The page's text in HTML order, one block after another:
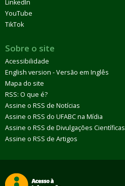
LinkedIn
YouTube
TikTok
Sobre o site
Acessibilidade
English version - Versão em Inglês
Mapa do site
RSS: O que é?
Assine o RSS de Notícias
Assine o RSS do UFABC na Mídia
Assine o RSS de Divulgações Científicas
Assine o RSS de Artigos